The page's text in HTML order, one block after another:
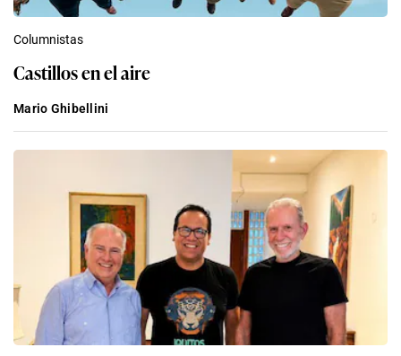
Columnistas
Castillos en el aire
Mario Ghibellini